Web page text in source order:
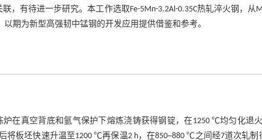
，有待进一步研究。本工作选取Fe-5Mn-3.2Al-0.35C热轧淬火钢，从
期为新型高强韧中锰钢的开发应用提供借鉴和参考。
炉在真空背底和氩气保护下熔炼浇铸获得钢锭，在1250 ℃均匀化退
将板坯快速升温至1200 ℃再保温2 h，在850~880 ℃之间经7道次轧制